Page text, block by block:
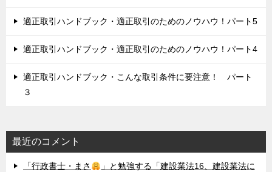
適正取引ハンドブック・適正取引のためのノウハウ！パート5
適正取引ハンドブック・適正取引のためのノウハウ！パート4
適正取引ハンドブック・こんな取引条件に要注意！ パート
３
最近のコメント
「行政書士・まさ
」と勉強する「建設業法16、建設業法に